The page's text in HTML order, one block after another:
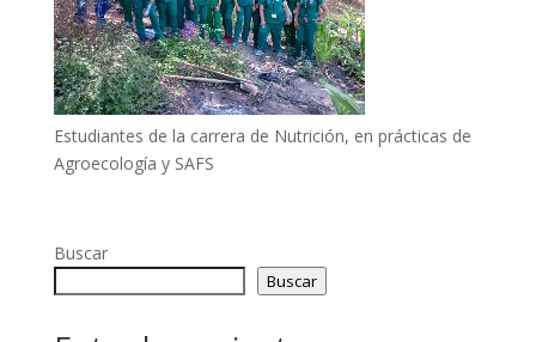
Estudiantes de la carrera de Nutrición, en prácticas de
Agroecología y SAFS
Buscar
Buscar